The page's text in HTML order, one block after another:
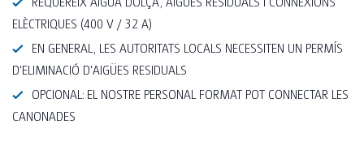
ELÈCTRIQUES (400 V / 32 A)
EN GENERAL, LES AUTORITATS LOCALS NECESSITEN UN PERMÍS
D'ELIMINACIÓ D'AIGÜES RESIDUALS
OPCIONAL: EL NOSTRE PERSONAL FORMAT POT CONNECTAR LES
CANONADES